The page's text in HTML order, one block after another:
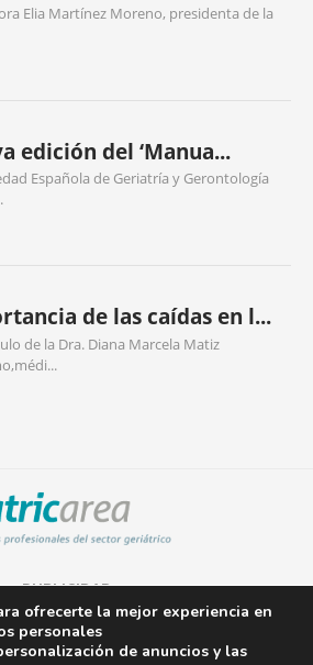
Elia Martínez Moreno, presidenta de la
edición del ‘Manua...
Española de Geriatría y Gerontología
de las caídas en l...
de la Dra. Diana Marcela Matiz
PUBLICIDAD
ofrecerte la mejor experiencia en
personales
de anuncios y las